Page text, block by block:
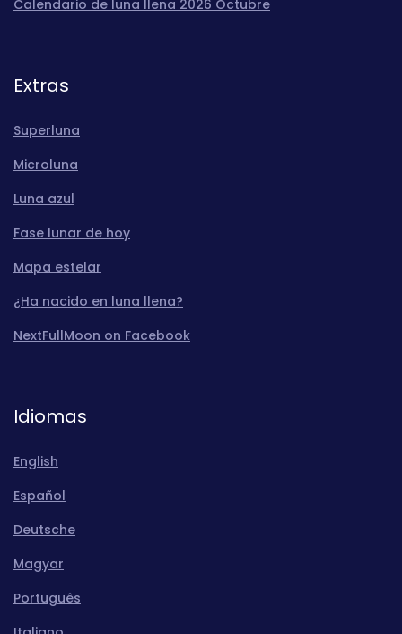
Calendario de luna llena 2026 Octubre
Extras
Superluna
Microluna
Luna azul
Fase lunar de hoy
Mapa estelar
¿Ha nacido en luna llena?
NextFullMoon on Facebook
Idiomas
English
Español
Deutsche
Magyar
Português